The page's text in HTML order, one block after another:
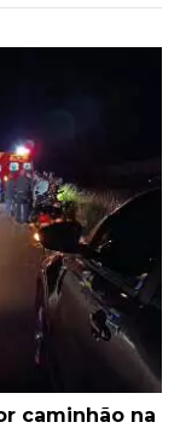
caminhão na